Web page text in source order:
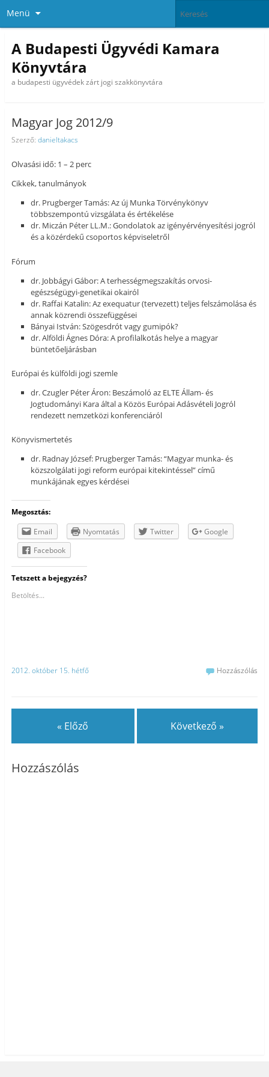
Menü
A Budapesti Ügyvédi Kamara
Könyvtára
a budapesti ügyvédek zárt jogi szakkönyvtára
Magyar Jog 2012/9
Szerző: danieltakacs
Olvasási idő: 1 – 2 perc
Cikkek, tanulmányok
dr. Prugberger Tamás: Az új Munka Törvénykönyv
többszempontú vizsgálata és értékelése
dr. Miczán Péter LL.M.: Gondolatok az igényérvényesítési jogról
és a közérdekű csoportos képviseletről
Fórum
dr. Jobbágyi Gábor: A terhességmegszakítás orvosi-
egészségügyi-genetikai okairól
dr. Raffai Katalin: Az exequatur (tervezett) teljes felszámolása és
annak közrendi összefüggései
Bányai István: Szögesdrót vagy gumipók?
dr. Alföldi Ágnes Dóra: A profilalkotás helye a magyar
büntetőeljárásban
Európai és külföldi jogi szemle
dr. Czugler Péter Áron: Beszámoló az ELTE Állam- és
Jogtudományi Kara által a Közös Európai Adásvételi Jogról
rendezett nemzetközi konferenciáról
Könyvismertetés
dr. Radnay József: Prugberger Tamás: “Magyar munka- és
közszolgálati jogi reform európai kitekintéssel” című
munkájának egyes kérdései
Megosztás:
Email
Nyomtatás Twitter
Google
Facebook
Tetszett a bejegyzés?
Betöltés...
2012. október 15. hétfő Hozzászólás
« Előző Következő »
Hozzászólás